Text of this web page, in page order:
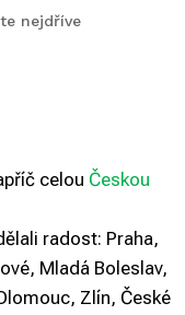
nejdříve
celou Českou
radost: Praha,
Mladá Boleslav,
Zlín, České